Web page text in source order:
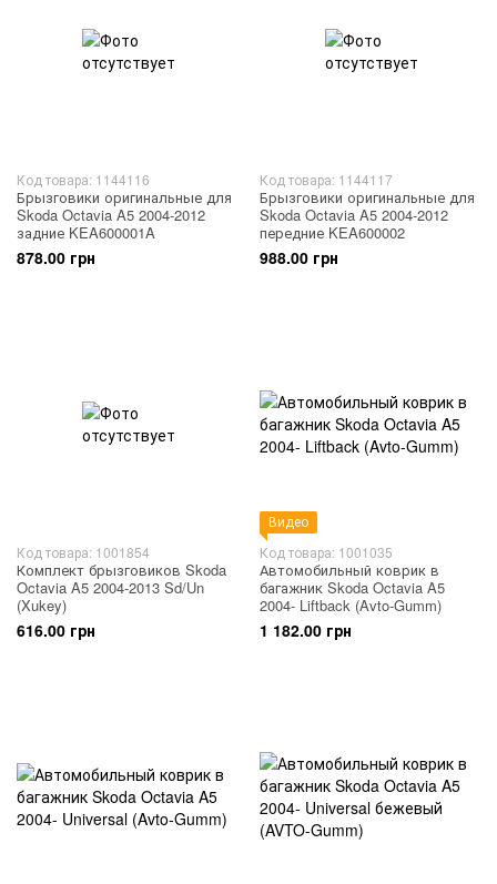
Код товара: 1144116
Брызговики оригинальные для
Skoda Octavia A5 2004-2012
задние KEA600001A
878.00 грн
Код товара: 1144117
Брызговики оригинальные для
Skoda Octavia A5 2004-2012
передние KEA600002
988.00 грн
Код товара: 1001854
Комплект брызговиков Skoda
Octavia A5 2004-2013 Sd/Un
(Xukey)
616.00 грн
Видео
Код товара: 1001035
Автомобильный коврик в
багажник Skoda Octavia A5
2004- Liftback (Avto-Gumm)
1 182.00 грн